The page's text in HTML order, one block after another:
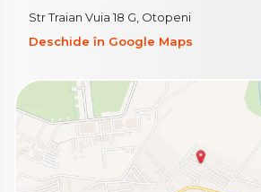
Str Traian Vuia 18 G, Otopeni
Deschide în Google Maps